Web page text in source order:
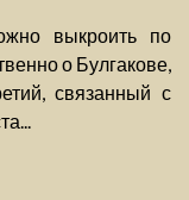
выкроить по
о Булгакове,
связанный с